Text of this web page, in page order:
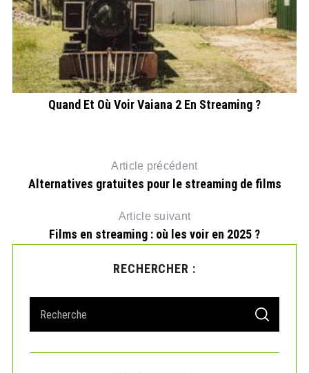
Quand Et Où Voir Vaiana 2 En Streaming ?
Article précédent
Alternatives gratuites pour le streaming de films
Article suivant
Films en streaming : où les voir en 2025 ?
RECHERCHER :
a
r
S
A
C